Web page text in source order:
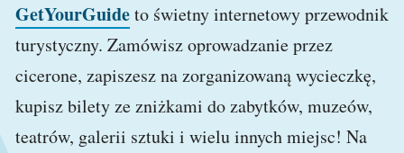
GetYourGuideto świetny internetowy przewodnik
turystyczny. Zamówisz oprowadzanie przez
cicerone, zapiszesz na zorganizowaną wycieczkę,
kupisz bilety ze zniżkami do zabytków, muzeów,
teatrów, galerii sztuki i wielu innych miejsc! Na